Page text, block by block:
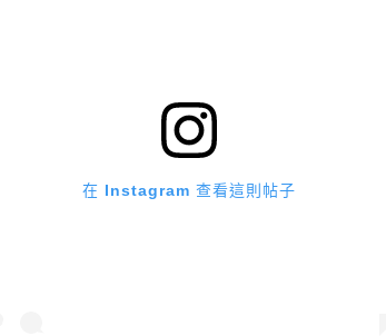
在 Instagram 查看這則帖子